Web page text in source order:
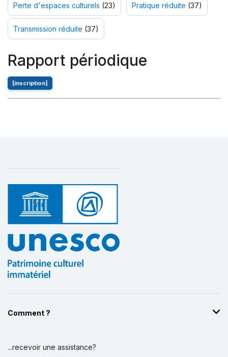
Perte d'espaces culturels (23) Pratique réduite (37)
Transmission réduite (37)
Rapport périodique
[inscription]
Comment ?
...recevoir une assistance?